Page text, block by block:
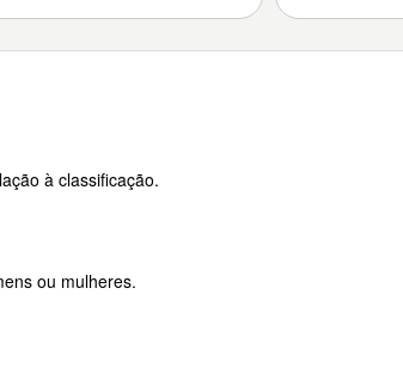
à classificação.
ou mulheres.